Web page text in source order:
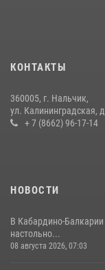
В Кабардино-
оружие и
КОНТАКТЫ
360005, г. Нальчик,
ул. Калининградская,
+ 7 (8662) 96-17-14
НОВОСТИ
В Кабардино-
настольно...
08 августа 2026, 07:03